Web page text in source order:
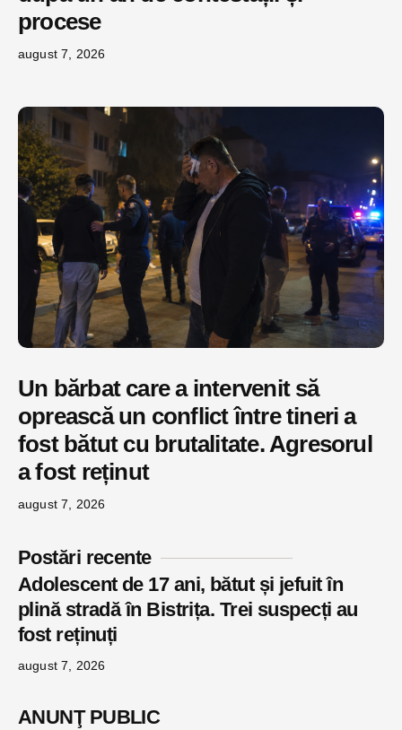
procese
august 7, 2026
Un bărbat care a intervenit să
oprească un conflict între tineri a
fost bătut cu brutalitate. Agresorul
a fost reținut
august 7, 2026
Postări recente
Adolescent de 17 ani, bătut și jefuit în
plină stradă în Bistrița. Trei suspecți au
fost reținuți
august 7, 2026
ANUNŢ PUBLIC